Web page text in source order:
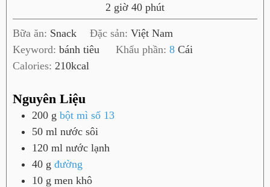
t
2 g
i
ờ
giờ 40p
h
ú
t
phút
Bữa ăn: Snack Đặc sản:Việt Nam
Keyword: bánh tiêu Khẩu phần:8 Cái
Calories: 210kcal
Nguyên Liệu
200 g bột mì số 13
50 ml nước sôi
120 ml nước lạnh
40 g đường
10 g men khô